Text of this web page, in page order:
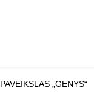
PAVEIKSLAS „GENYS“